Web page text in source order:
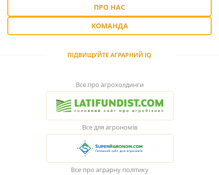
ПРО НАС
КОМАНДА
ПІДВИЩУЙТЕ АГРАРНИЙ IQ
Все про агрохолдинги
Все для агрономів
Все про аграрну політику